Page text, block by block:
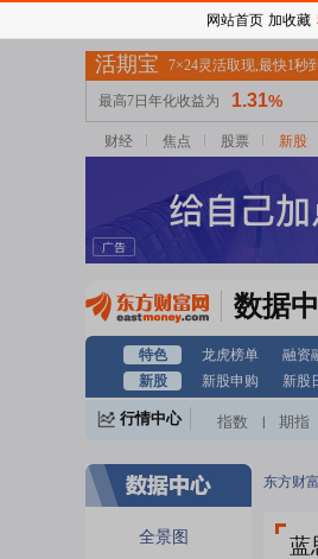
财经 焦点 股票 新股
数据
特色 龙虎榜单 融资
新股
新股申购 新股
行情中心 指数 期指
全景图
东方财
蓝
网站首页 加收藏